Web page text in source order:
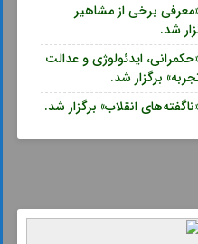
برخی از مشاهیر
شد.
ایدئولوژی و عدالت
برگزار شد.
انقلاب» برگزار شد.